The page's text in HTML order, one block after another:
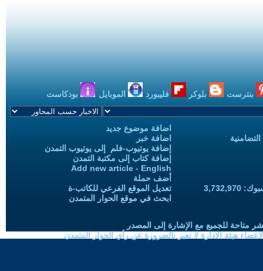
بنترست بلوكر فليبورد الموبايل بودكاست
اضافة موضوع جديد
اضافة خبر
إضافة يوتيوب-فلم إلى يوتيوب التمدن
إضافة كتاب إلى مكتبة التمدن
Add new article - English
أضف حملة
تعديل الموقع الفرعي للكاتب-ة
ابحث في موقع الحوار المتمدن
متاحة للجميع مع الإشارة إلى المصدر
هيئة الادارة لا تعبر بالضرورة عن رأي الحوار المتمدن